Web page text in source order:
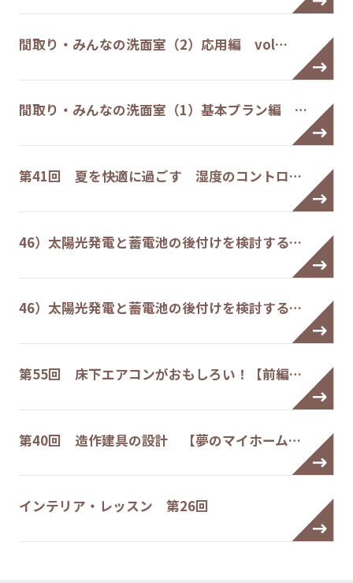
間取り・みんなの洗面室（2）応用編 vol…
間取り・みんなの洗面室（1）基本プラン編 …
第41回 夏を快適に過ごす 湿度のコントロ…
46）太陽光発電と蓄電池の後付けを検討する…
46）太陽光発電と蓄電池の後付けを検討する…
第55回 床下エアコンがおもしろい！【前編…
第40回 造作建具の設計 【夢のマイホーム…
インテリア・レッスン 第26回